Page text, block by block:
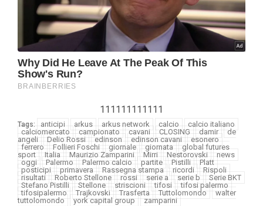
111111111111
Tags: anticipi arkus arkus network calcio
calcio italiano
calciomercato
campionato cavani CLOSING damir
de
angeli
Delio Rossi edinson edinson cavani
esonero
ferrero
Follieri Foschi giornale giornata
global futures
sport
Italia Maurizio Zamparini Mirri Nestorovski
news
oggi
Palermo Palermo calcio partite Pistilli
Platt
posticipi
primavera Rassegna stampa ricordi
Rispoli
risultati
Roberto Stellone rossi serie a serie b
Serie BKT
Stefano Pistilli
Stellone striscioni tifosi
tifosi palermo
tifosipalermo
Trajkovski Trasferta Tuttolomondo
walter
tuttolomondo
york capital group zamparini